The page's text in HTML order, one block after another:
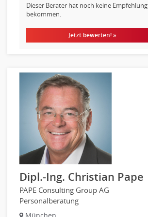
Dieser Berater hat noch keine Empfehlung
bekommen.
Jetzt bewerten! »
Dipl.-Ing. Christian Pape
PAPE Consulting Group AG
Personalberatung